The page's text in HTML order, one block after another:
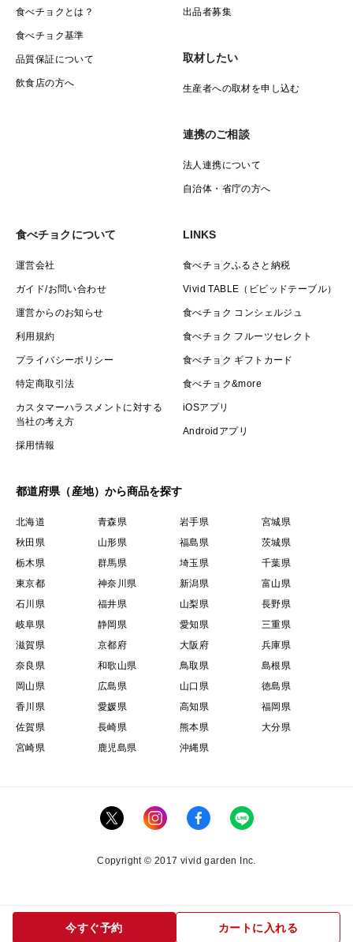
形、大きさなどを保証するものではないこと予めご了承
【④商品ご注文＆お届けについて】
桃は天候に大きく左右されるため生育が大幅に遅れた
り、品質基準に満たない桃が出てきて出荷できないケー
スが出てくるため、ご注文時に頂いたご希望日や発送目
安から大きく前後する可能性がございます。
おかげさまでTV出演の反響が大きく、
桃をはじめとする当園の商品が来年分までご予約が殺到
がございます。
また天候によって1週間～10日ほどずれ込んだりする
ケースもあるため、収穫時期が前後する可能性もありま
す。
ご注文時にご連絡する到着までの日数は"あくまで目
安"としてご了承いただければ幸いです。
今すぐ予約 カートに入れる
食べチョクとは？
食べチョク基準
品質保証について
飲食店の方へ
出品者募集
取材したい
生産者への取材を申し込む
連携のご相談
法人連携について
自治体・省庁の方へ
食べチョクについて
運営会社
ガイド/お問い合わせ
運営からのお知らせ
利用規約
プライバシーポリシー
特定商取引法
カスタマーハラスメントに対する
当社の考え方
採用情報
LINKS
食べチョクふるさと納税
Vivid TABLE（ビビッドテーブル）
食べチョク コンシェルジュ
食べチョク フルーツセレクト
食べチョク ギフトカード
食べチョク&more
iOSアプリ
Androidアプリ
都道府県（産地）から商品を探す
北海道 青森県 岩手県
宮城県
秋田県
山形県 福島県
茨城県
栃木県
群馬県 埼玉県
千葉県
東京都
神奈川県 新潟県
富山県
石川県
福井県 山梨県
長野県
岐阜県
静岡県 愛知県
三重県
滋賀県
京都府 大阪府
兵庫県
奈良県
和歌山県 鳥取県
島根県
岡山県
広島県 山口県
徳島県
香川県
愛媛県 高知県
福岡県
佐賀県
長崎県 熊本県
大分県
宮崎県
鹿児島県 沖縄県
Copyright © 2017 vivid garden Inc.